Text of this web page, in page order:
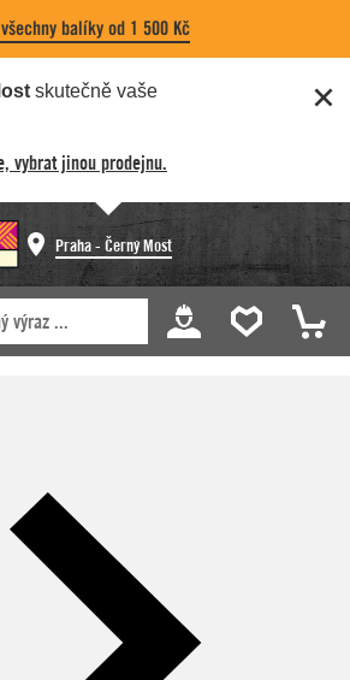
balíky od 1 500 Kč
skutečně vaše
vybrat jinou prodejnu.
Praha - Černý Most